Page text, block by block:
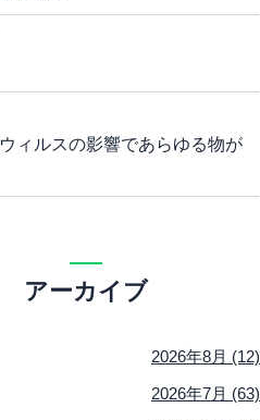
ィルスの影響であらゆる物が
アーカイブ
2026年8月 (12)
2026年7月 (63)